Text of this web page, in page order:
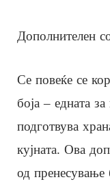
Дополнителен
Се повеќе се
боја – едната
подготвува
кујната. Ова
од пренесување